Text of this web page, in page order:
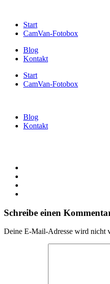
Start
CamVan-Fotobox
Blog
Kontakt
Start
CamVan-Fotobox
Blog
Kontakt
Schreibe einen
Deine E-Mail-Adresse wird nicht